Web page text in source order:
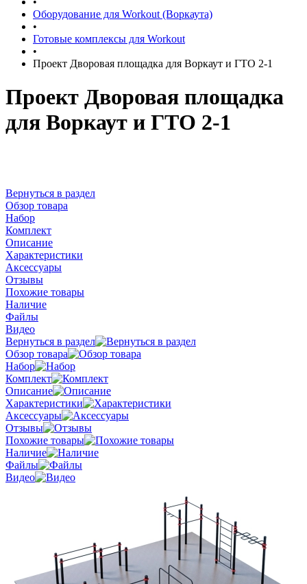
Оборудование для Workout (Воркаута)
•
Готовые комплексы для Workout
•
Проект Дворовая площадка для Воркаут и ГТО 2-1
Проект Дворовая площадка
для Воркаут и ГТО 2-1
Вернуться в раздел
Обзор товара
Набор
Комплект
Описание
Характеристики
Аксессуары
Отзывы
Похожие товары
Наличие
Файлы
Видео
Вернуться в раздел
Обзор товара
Набор
Комплект
Описание
Характеристики
Аксессуары
Отзывы
Похожие товары
Наличие
Файлы
Видео